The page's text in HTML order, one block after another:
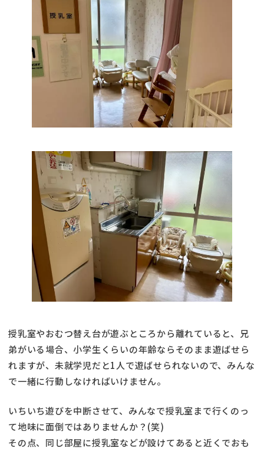
授乳室やおむつ替え台が遊ぶところから離れていると、兄
弟がいる場合、小学生くらいの年齢ならそのまま遊ばせら
れますが、未就学児だと1人で遊ばせられないので、みんな
で一緒に行動しなければいけません。
いちいち遊びを中断させて、みんなで授乳室まで行くのっ
て地味に面倒ではありませんか？(笑)
その点、同じ部屋に授乳室などが設けてあると近くでおも